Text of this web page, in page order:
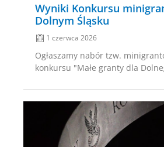
Wyniki Konkursu
Dolnym Śląsku
1 czerwca 2026
Ogłaszamy nabór tzw.
konkursu "Małe granty dla